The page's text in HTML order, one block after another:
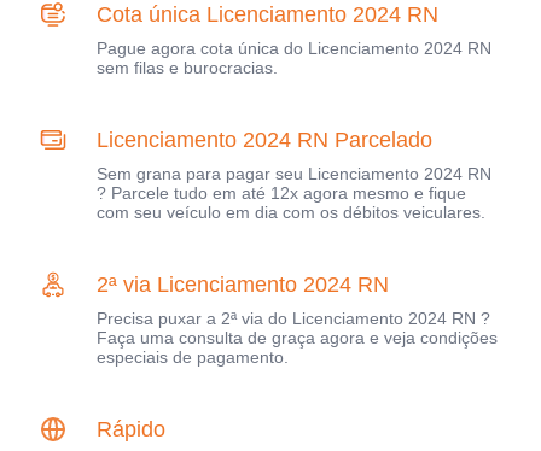
Cota única Licenciamento 2024 RN
Pague agora cota única do Licenciamento 2024 RN
sem filas e burocracias.
Licenciamento 2024 RN Parcelado
Sem grana para pagar seu Licenciamento 2024 RN
? Parcele tudo em até 12x agora mesmo e fique
com seu veículo em dia com os débitos veiculares.
2ª via Licenciamento 2024 RN
Precisa puxar a 2ª via do Licenciamento 2024 RN ?
Faça uma consulta de graça agora e veja condições
especiais de pagamento.
Rápido